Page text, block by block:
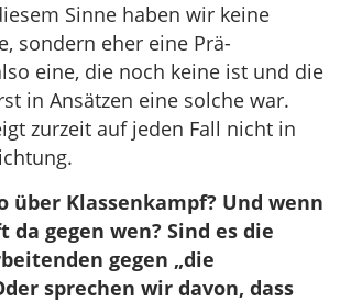
Sinne haben wir keine
sondern eher eine Prä-
eine, die noch keine ist und die
in Ansätzen eine solche war.
zurzeit auf jeden Fall nicht in
über Klassenkampf? Und wenn
da gegen wen? Sind es die
gegen „die
sprechen wir davon, dass